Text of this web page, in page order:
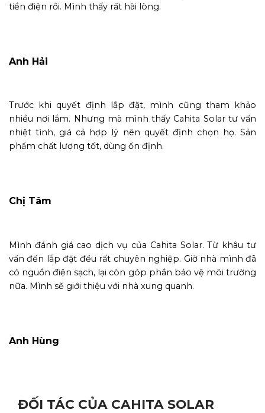
tiền điện rồi. Mình thấy rất hài lòng.
Anh Hải
Trước khi quyết định lắp đặt, mình cũng tham khảo
nhiều nơi lắm. Nhưng mà mình thấy Cahita Solar tư vấn
nhiệt tình, giá cả hợp lý nên quyết định chọn họ. Sản
phẩm chất lượng tốt, dùng ổn định.
Chị Tâm
Mình đánh giá cao dịch vụ của Cahita Solar. Từ khâu tư
vấn đến lắp đặt đều rất chuyên nghiệp. Giờ nhà mình đã
có nguồn điện sạch, lại còn góp phần bảo vệ môi trường
nữa. Mình sẽ giới thiệu với nhà xung quanh.
Anh Hùng
ĐỐI TÁC CỦA CAHITA SOLAR